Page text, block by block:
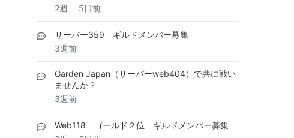
2週、 5日前
サーバー359 ギルドメンバー募集
3週前
Garden Japan（サーバーweb404）で共に戦い
ませんか？
3週前
Web118 ゴールド２位 ギルドメンバー募集